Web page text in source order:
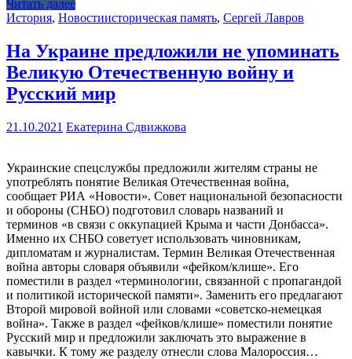
Читать далее
История, Новостиисторическая память, Сергей Лавров
На Украине предложили не упоминать
Великую Отечественную войну и
Русский мир
21.10.2021 Екатерина Сдвижкова
Украинские спецслужбы предложили жителям страны не
употреблять понятие Великая Отечественная война,
сообщает РИА «Новости». Совет национальной безопасности
и обороны (СНБО) подготовил словарь названий и
терминов «в связи с оккупацией Крыма и части Донбасса».
Именно их СНБО советует использовать чиновникам,
дипломатам и журналистам. Термин Великая Отечественная
война авторы словаря объявили «фейком/клише». Его
поместили в раздел «терминологии, связанной с пропагандой
и политикой исторической памяти». Заменить его предлагают
Второй мировой войной или словами «советско-немецкая
война». Также в раздел «фейков/клише» поместили понятие
Русский мир и предложили заключать это выражение в
кавычки. К тому же разделу отнесли слова Малороссия…